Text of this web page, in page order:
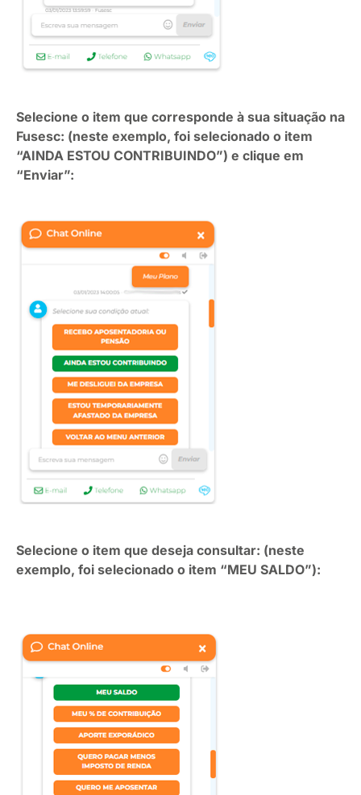
Selecione o item que corresponde à sua situação na
Fusesc: (neste exemplo, foi selecionado o item
“AINDA ESTOU CONTRIBUINDO”) e clique em
“Enviar”:
Selecione o item que deseja consultar: (neste
exemplo, foi selecionado o item “MEU SALDO”):